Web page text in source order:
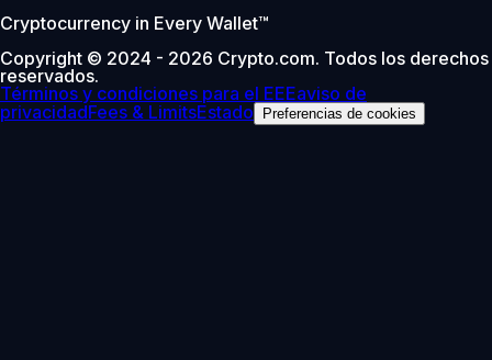
Cryptocurrency in Every Wallet™
Copyright © 2024 - 2026 Crypto.com. Todos los derechos
reservados.
Términos y condiciones para el EEEaviso de
privacidadFees & LimitsEstado Preferencias de cookies